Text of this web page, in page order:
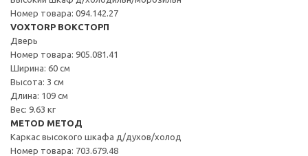
Номер товара: 094.142.27
VOXTORP ВОКСТОРП
Дверь
Номер товара: 905.081.41
Ширина: 60 см
Высота: 3 см
Длина: 109 см
Вес: 9.63 кг
METOD МЕТОД
Каркас высокого шкафа д/духов/холод
Номер товара: 703.679.48